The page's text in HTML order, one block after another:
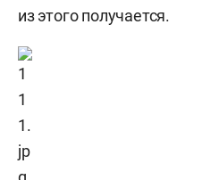
из этого получается.